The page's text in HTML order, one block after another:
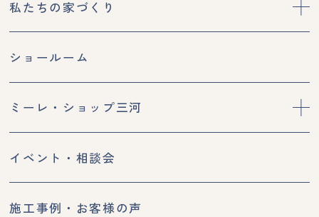
私たちの家づくり
ショールーム
ミーレ・ショップ三河
イベント・相談会
施工事例・お客様の声